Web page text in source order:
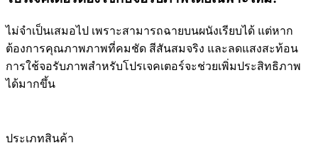
ไม่จำเป็นเสมอไป เพราะสามารถฉายบนผนังเรียบได้ แต่หาก
ต้องการคุณภาพภาพที่คมชัด สีสันสมจริง และลดแสงสะท้อน
การใช้จอรับภาพสำหรับโปรเจคเตอร์จะช่วยเพิ่มประสิทธิภาพ
ได้มากขึ้น
ประเภทสินค้า